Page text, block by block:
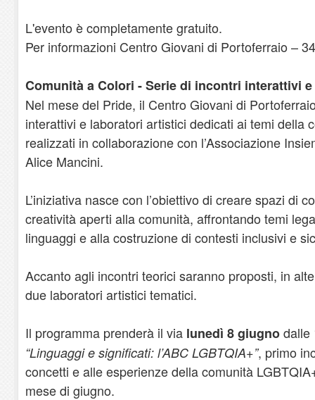
L'evento è completamente gratuito.
Per informazioni Centro Giovani di Portoferraio –
Comunità a Colori - Serie di incontri interattivi
Nel mese del Pride, il Centro Giovani di
interattivi e laboratori artistici dedicati ai temi della
realizzati in collaborazione con l’Associazione
Alice Mancini.
L’iniziativa nasce con l’obiettivo di creare spazi di
creatività aperti alla comunità, affrontando temi
linguaggi e alla costruzione di contesti inclusivi e
Accanto agli incontri teorici saranno proposti, in
due laboratori artistici tematici.
Il programma prenderà il via lunedì 8 giugnodalle
“Linguaggi e significati: l’ABC LGBTQIA+”, primo
concetti e alle esperienze della comunità
mese di giugno.